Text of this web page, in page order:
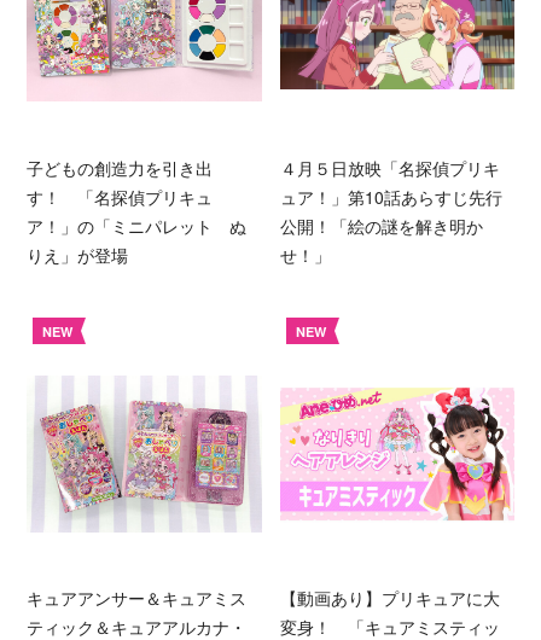
子どもの創造力を引き出
す！ 「名探偵プリキュ
ア！」の「ミニパレット ぬ
りえ」が登場
４月５日放映「名探偵プリキ
ュア！」第10話あらすじ先行
公開！「絵の謎を解き明か
せ！」
NEW
キュアアンサー＆キュアミス
ティック＆キュアアルカナ・
NEW
【動画あり】プリキュアに大
変身！ 「キュアミスティッ